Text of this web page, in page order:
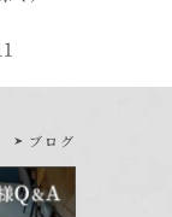
ブログ